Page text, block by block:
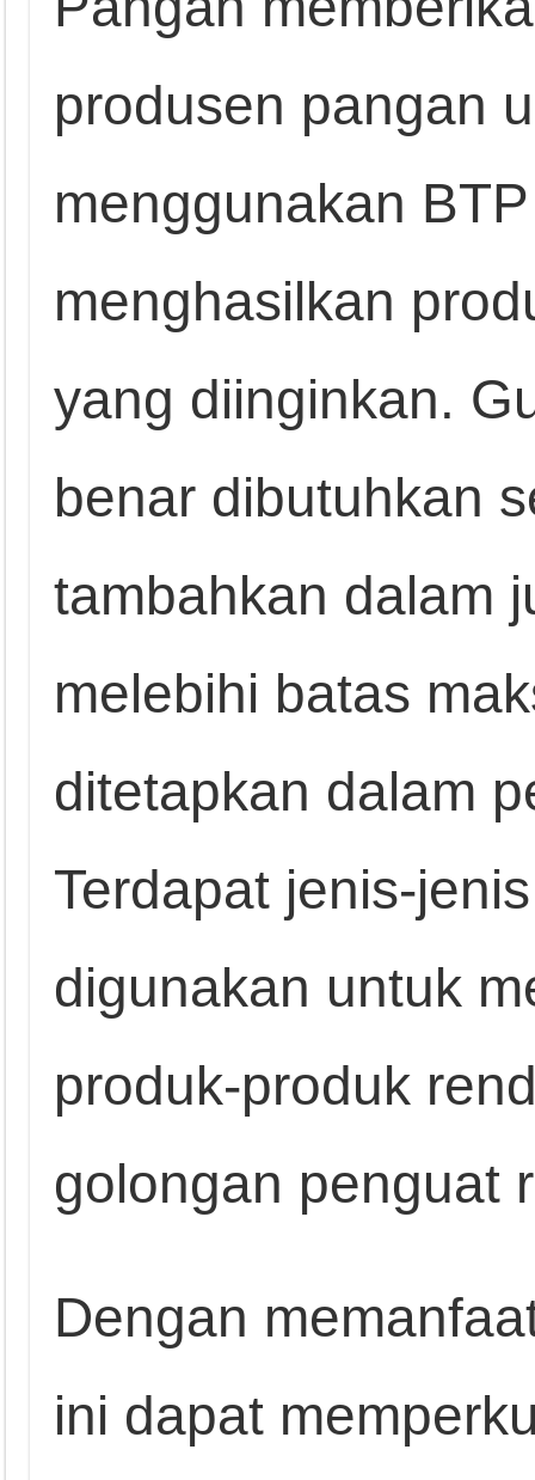
produsen pangan
menggunakan
menghasilkan
yang diinginkan.
benar dibutuhkan
tambahkan dalam
melebihi batas
ditetapkan dalam
Terdapat jenis-
digunakan untuk
produk-produk
golongan penguat
Dengan
ini dapat